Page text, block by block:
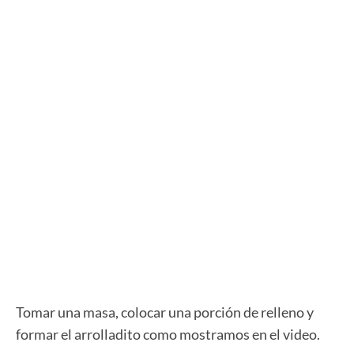
Tomar una masa, colocar una porción de relleno y
formar el arrolladito como mostramos en el video.